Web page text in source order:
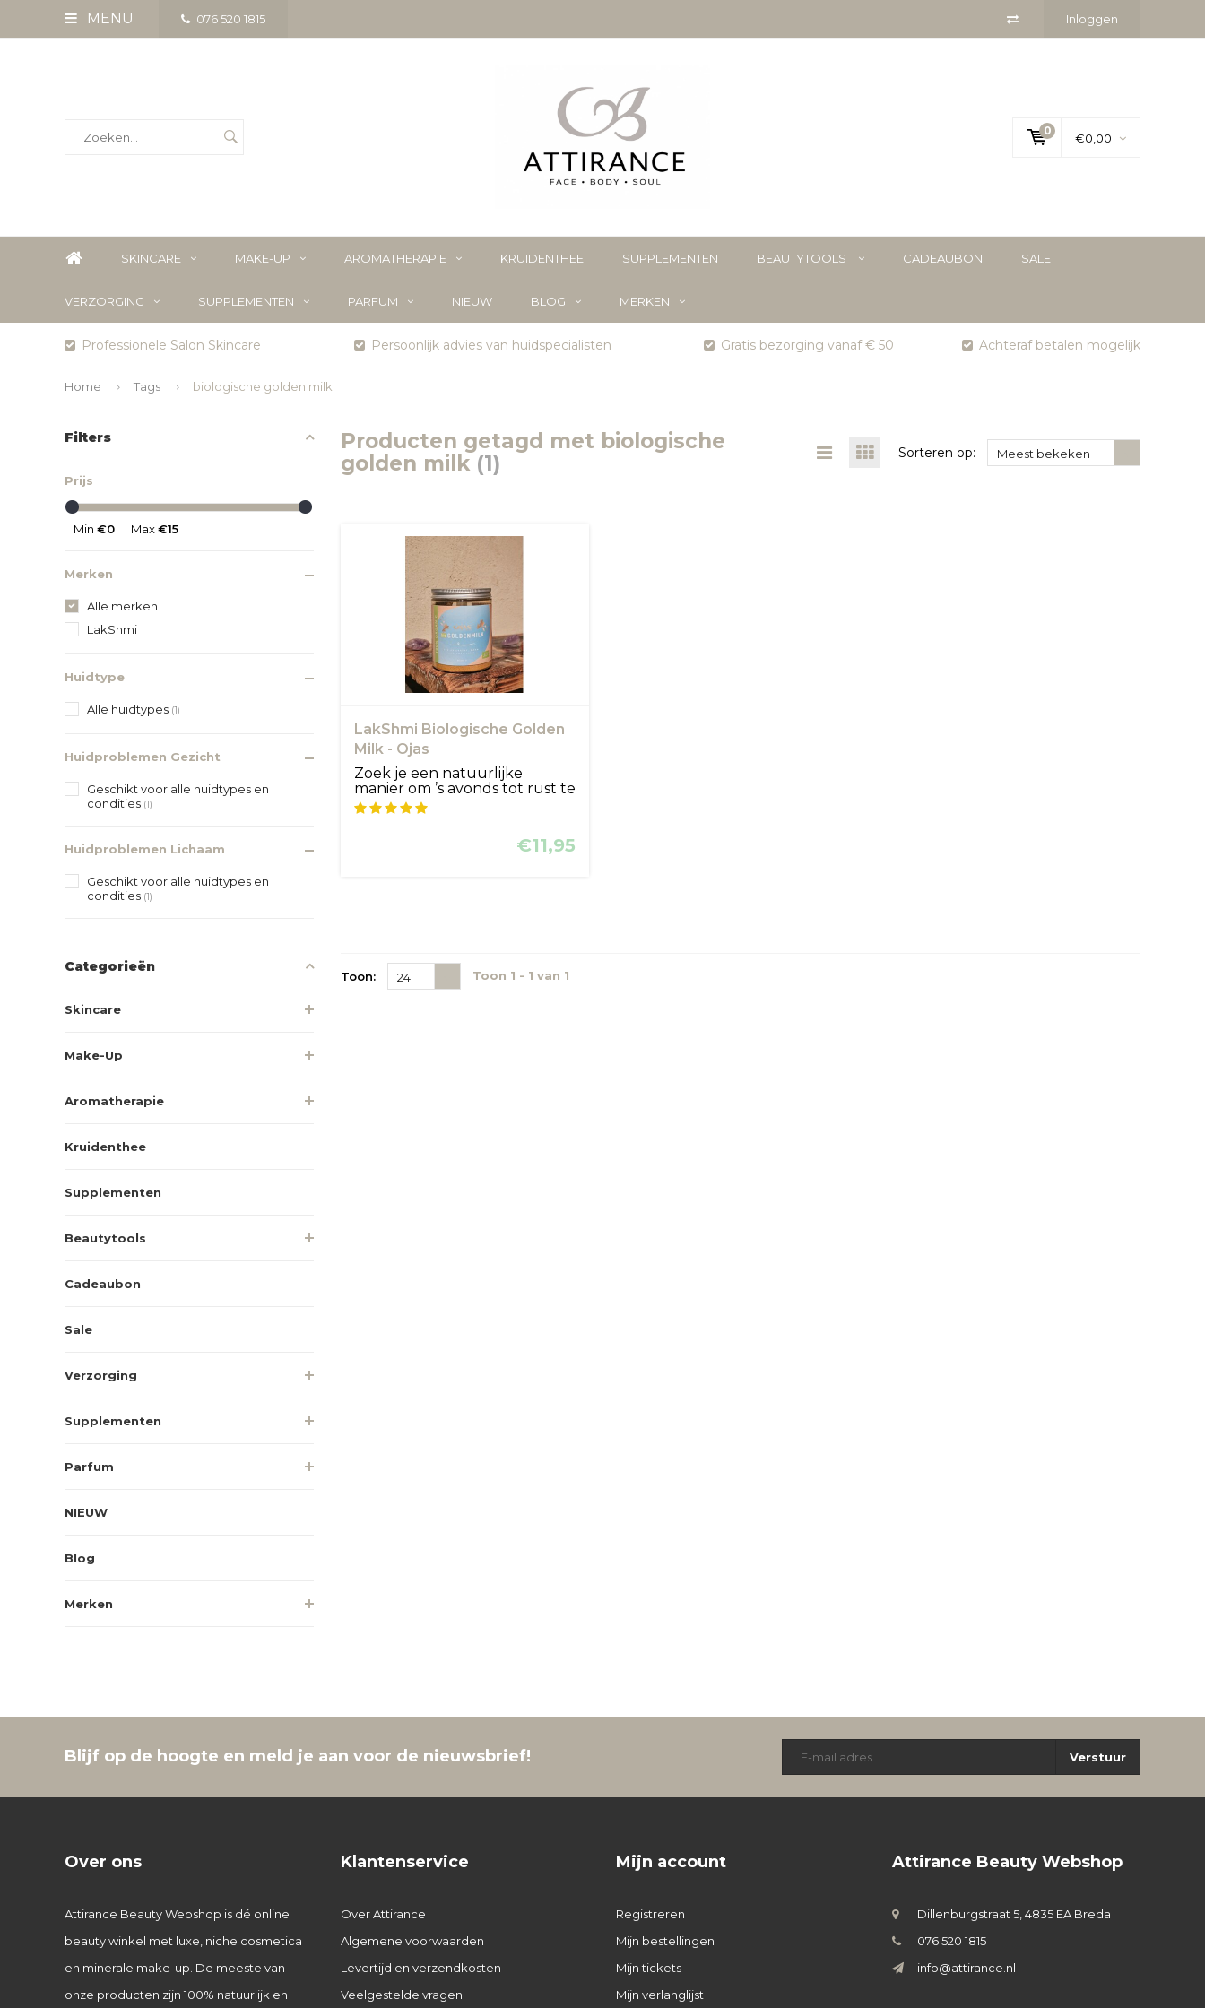
MENU 076 520 1815 Inloggen
0
€0,00
SKINCARE MAKE-UP AROMATHERAPIE KRUIDENTHEE SUPPLEMENTEN BEAUTYTOOLS CADEAUBON SALE
VERZORGING SUPPLEMENTEN PARFUM NIEUW BLOG MERKEN
Professionele Salon Skincare Persoonlijk advies van huidspecialisten Gratis bezorging vanaf € 50 Achteraf betalen mogelijk
Home Tags biologische golden milk
Filters
Prijs
Min €0 Max€15
Merken
Alle merken
LakShmi
Huidtype
Alle huidtypes (1)
Huidproblemen Gezicht
Geschikt voor alle huidtypes en
condities (1)
Huidproblemen Lichaam
Geschikt voor alle huidtypes en
condities (1)
Categorieën
Skincare
Make-Up
Aromatherapie
Kruidenthee
Supplementen
Beautytools
Cadeaubon
Sale
Verzorging
Supplementen
Parfum
NIEUW
Blog
Merken
Producten getagd met biologische
golden milk (1) Sorteren op: Meest bekeken
LakShmi Biologische Golden
Milk - Ojas
Zoek je een natuurlijke
manier om ’s avonds tot rust te
ko...
€11,95
Toon: 24 Toon 1 - 1 van 1
Blijf op de hoogte en meld je aan voor de nieuwsbrief! Verstuur
Over ons
Attirance Beauty Webshop is dé online
beauty winkel met luxe, niche cosmetica
en minerale make-up. De meeste van
onze producten zijn 100% natuurlijk en
Klantenservice
Over Attirance
Algemene voorwaarden
Levertijd en verzendkosten
Veelgestelde vragen
Mijn account
Registreren
Mijn bestellingen
Mijn tickets
Mijn verlanglijst
Attirance Beauty Webshop
Dillenburgstraat 5, 4835 EA Breda
076 520 1815
info@attirance.nl